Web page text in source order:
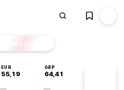
Finans EKSTRA
EUR
55,19
GBP
64,41